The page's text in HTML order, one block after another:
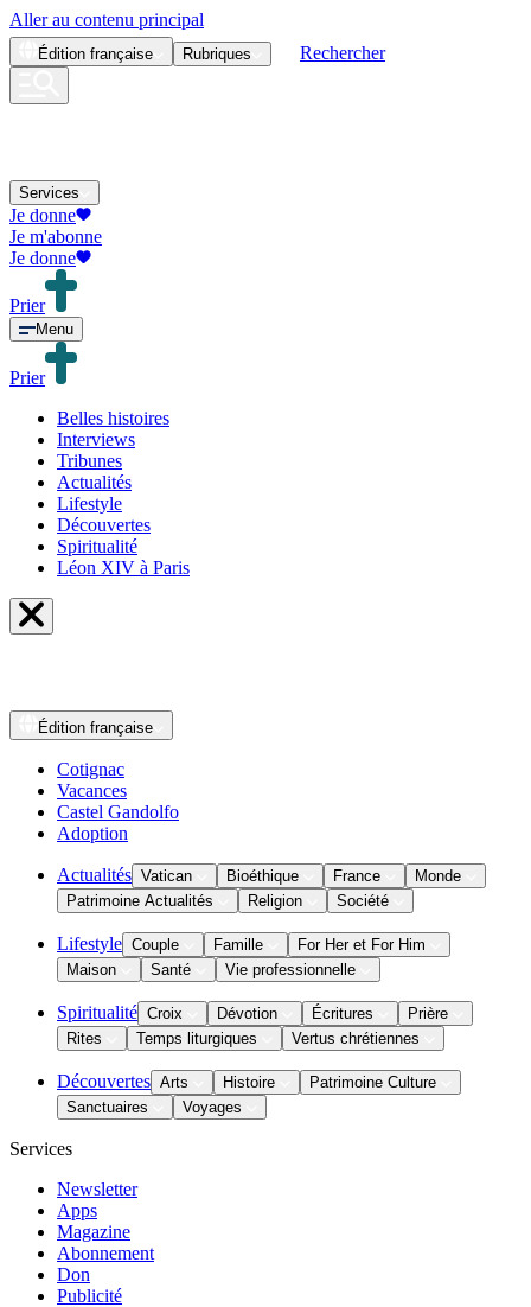
Aller au contenu principal
Édition française Rubriques Rechercher
Services
Je donne
Je m'abonne
Je donne
Prier
Menu
Prier
Belles histoires
Interviews
Tribunes
Actualités
Lifestyle
Découvertes
Spiritualité
Léon XIV à Paris
Édition française
Cotignac
Vacances
Castel Gandolfo
Adoption
Actualités Vatican Bioéthique France
Monde
Patrimoine Actualités
Religion Société
Lifestyle Couple Famille
For Her et For Him
Maison
Santé Vie professionnelle
Spiritualité Croix Dévotion Écritures
Prière
Rites
Temps liturgiques Vertus chrétiennes
Découvertes Arts Histoire
Patrimoine Culture
Sanctuaires
Voyages
Services
Newsletter
Apps
Magazine
Abonnement
Don
Publicité